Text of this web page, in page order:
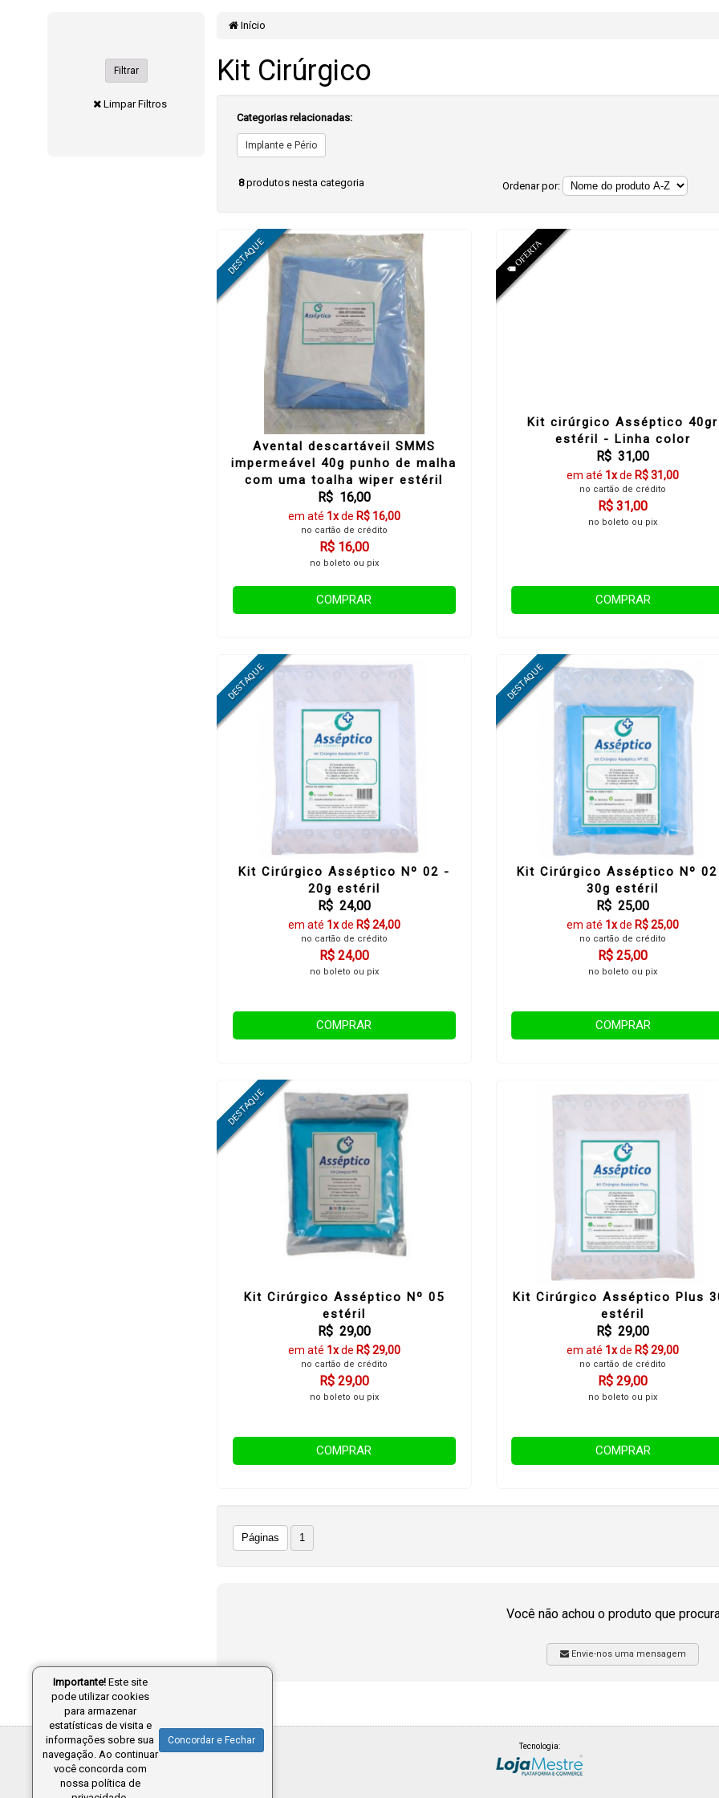
Filtrar
Limpar Filtros
Início
Kit Cirúrgico
Categorias relacionadas:
Implante e Pério
8produtos nesta categoria Ordenar por:
Avental descartáveil SMMS
impermeável 40g punho de malha
com uma toalha wiper estéril
R$ 16,00
em até 1xde R$ 16,00
no cartão de crédito
R$ 16,00
no boleto ou pix
COMPRAR
Kit cirúrgico Asséptico 40gr
estéril - Linha color
R$ 31,00
em até 1xde R$ 31,00
no cartão de crédito
R$ 31,00
no boleto ou pix
COMPRAR
Kit Cirúrgico Asséptico Nº 02 -
20g estéril
R$ 24,00
em até 1xde R$ 24,00
no cartão de crédito
R$ 24,00
no boleto ou pix
COMPRAR
Kit Cirúrgico Asséptico Nº
30g estéril
R$ 25,00
em até 1xde R$ 25,00
no cartão de crédito
R$ 25,00
no boleto ou pix
COMPRAR
Kit Cirúrgico Asséptico Nº 05
estéril
R$ 29,00
em até 1xde R$ 29,00
no cartão de crédito
R$ 29,00
no boleto ou pix
COMPRAR
Kit Cirúrgico Asséptico Plus
estéril
R$ 29,00
em até 1xde R$ 29,00
no cartão de crédito
R$ 29,00
no boleto ou pix
COMPRAR
Páginas 1
Você não achou o produto que
Envie-nos uma mensagem
Tecnologia:
Importante!Este site
pode utilizar cookies
para armazenar
estatísticas de visita e
informações sobre sua
navegação. Ao continuar
você concorda com
nossa política de
Concordar e Fechar